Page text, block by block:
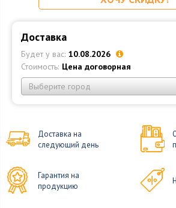
Доставка
Будет у вас: 10.08.2026
Стоимость: Цена договорная
Выберите город
Доставка на
следующий день
Гарантия на
продукцию